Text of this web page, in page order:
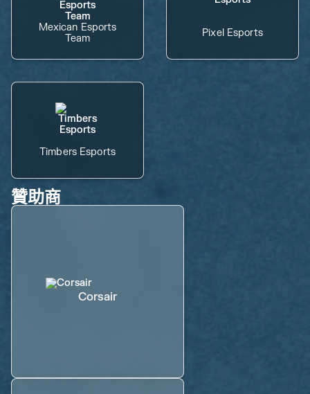
Mexican Esports
Team
Pixel Esports
Timbers Esports
贊助商
Corsair